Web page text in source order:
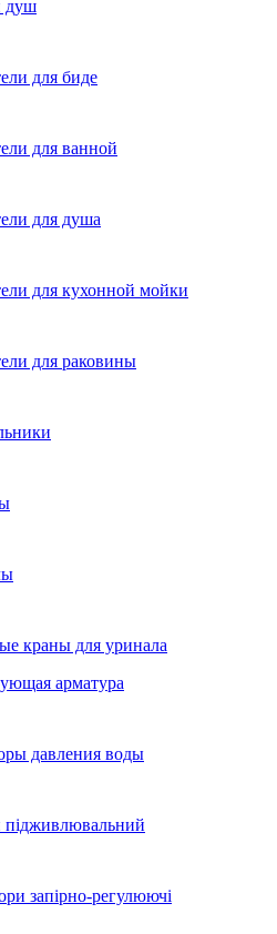
душ
для биде
для ванной
для душа
для кухонной мойки
для раковины
краны для уринала
арматура
давления воды
підживлювальний
запірно-регулюючі